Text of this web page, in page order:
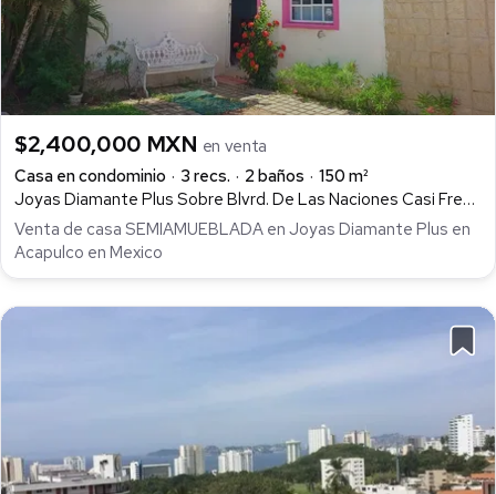
$2,400,000 MXN en venta
Casa en condominio
3 recs. 2 baños
150 m²
Joyas Diamante Plus Sobre Blvrd. De Las Naciones Casi Frente Al Hotel Princess Mundo Imperial 111, Playa Diamante, Acapulco de Juárez
Venta de casa SEMIAMUEBLADA en Joyas Diamante Plus en
Acapulco en Mexico